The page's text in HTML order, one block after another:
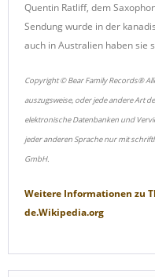
Quentin Ratliff, dem
Sendung wurde in der
auch in Australien haben sie
Copyright © Bear Family Records®
auszugsweise, oder jede andere Art
elektronische Datenbanken und
jeder anderen Sprache nur mit
GmbH.
Weitere Informationen zu
de.Wikipedia.org